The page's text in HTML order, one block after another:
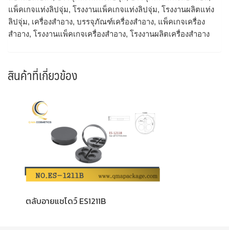
แพ็คเกจแท่งลิปจุ่ม, โรงงานแพ็คเกจแท่งลิปจุ่ม, โรงงานผลิตแท่ง
ลิปจุ่ม, เครื่องสำอาง, บรรจุภัณฑ์เครื่องสำอาง, แพ็คเกจเครื่อง
สำอาง, โรงงานแพ็คเกจเครื่องสำอาง, โรงงานผลิตเครื่องสำอาง
สินค้าที่เกี่ยวข้อง
ตลับอายแชโดว์ ES1211B